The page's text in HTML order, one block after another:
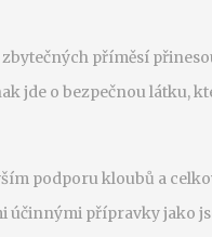
příměsí
jde o bezpečnou látku,
podporu kloubů a
účinnými přípravky jako